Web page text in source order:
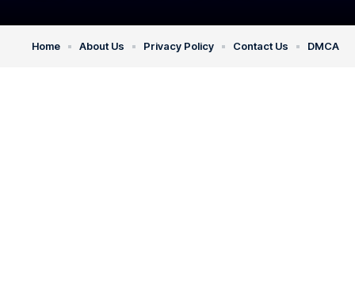
Home About Us Privacy Policy Contact Us DMCA